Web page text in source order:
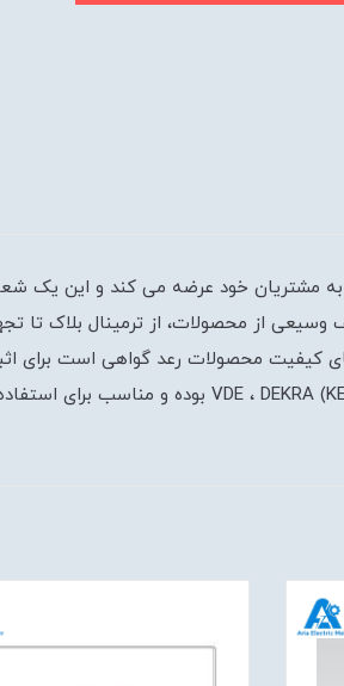
از محصولات، از ترمینال بلاک تا
کیفیت محصولات رعد گواهی است برای